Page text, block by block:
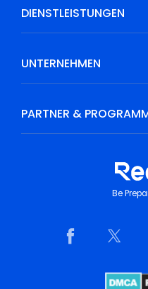
DIENSTLEISTUNGEN
UNTERNEHMEN
PARTNER &
Be